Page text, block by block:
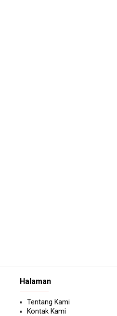
Halaman
Tentang Kami
Kontak Kami